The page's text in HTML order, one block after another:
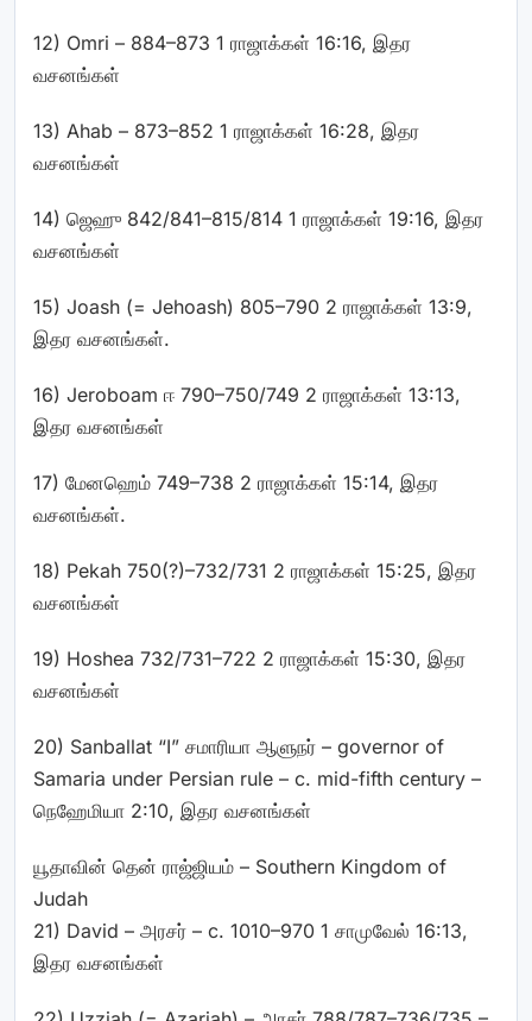
12) Omri – 884–873 1 ராஜாக்கள் 16:16, இதர
வசனங்கள்
13) Ahab – 873–852 1 ராஜாக்கள் 16:28, இதர
வசனங்கள்
14) ஜெஹு 842/841–815/814 1 ராஜாக்கள் 19:16, இதர
வசனங்கள்
15) Joash (= Jehoash) 805–790 2 ராஜாக்கள் 13:9,
இதர வசனங்கள்.
16) Jeroboam ஈ 790–750/749 2 ராஜாக்கள் 13:13,
இதர வசனங்கள்
17) மேனஹெம் 749–738 2 ராஜாக்கள் 15:14, இதர
வசனங்கள்.
18) Pekah 750(?)–732/731 2 ராஜாக்கள் 15:25, இதர
வசனங்கள்
19) Hoshea 732/731–722 2 ராஜாக்கள் 15:30, இதர
வசனங்கள்
20) Sanballat “I” சமாரியா ஆளுநர் – governor of
Samaria under Persian rule – c. mid-fifth century –
நெஹேமியா 2:10, இதர வசனங்கள்
யூதாவின் தென் ராஜ்ஜியம் – Southern Kingdom of
Judah
21) David – அரசர் – c. 1010–970 1 சாமுவேல் 16:13,
இதர வசனங்கள்